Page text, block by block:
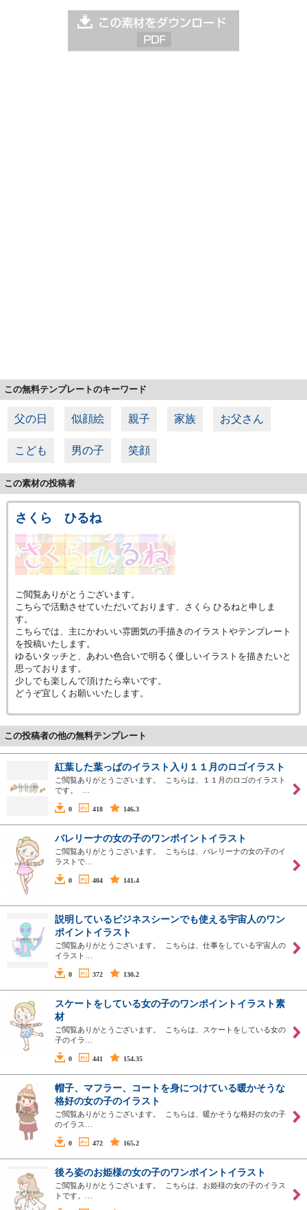
この無料テンプレートのキーワード
父の日 似顔絵 親子 家族 お父さん
こども 男の子 笑顔
この素材の投稿者
さくら ひるね
ご閲覧ありがとうございます。
こちらで活動させていただいております、さくら ひるねと申しま
す。
こちらでは、主にかわいい雰囲気の手描きのイラストやテンプレート
を投稿いたします。
ゆるいタッチと、あわい色合いで明るく優しいイラストを描きたいと
思っております。
少しでも楽しんで頂けたら幸いです。
どうぞ宜しくお願いいたします。
この投稿者の他の無料テンプレート
紅葉した葉っぱのイラスト入り１１月のロゴイラスト
ご閲覧ありがとうございます。 こちらは、１１月のロゴのイラスト
です。 …
0 418 146.3
バレリーナの女の子のワンポイントイラスト
ご閲覧ありがとうございます。 こちらは、バレリーナの女の子のイ
ラストで…
0 404 141.4
説明しているビジネスシーンでも使える宇宙人のワン
ポイントイラスト
ご閲覧ありがとうございます。 こちらは、仕事をしている宇宙人の
イラスト…
0 372 130.2
スケートをしている女の子のワンポイントイラスト素
材
ご閲覧ありがとうございます。 こちらは、スケートをしている女の
子のイラ…
0 441 154.35
帽子、マフラー、コートを身につけている暖かそうな
格好の女の子のイラスト
ご閲覧ありがとうございます。 こちらは、暖かそうな格好の女の子
のイラス…
0 472 165.2
後ろ姿のお姫様の女の子のワンポイントイラスト
ご閲覧ありがとうございます。 こちらは、お姫様の女の子のイラス
トです。…